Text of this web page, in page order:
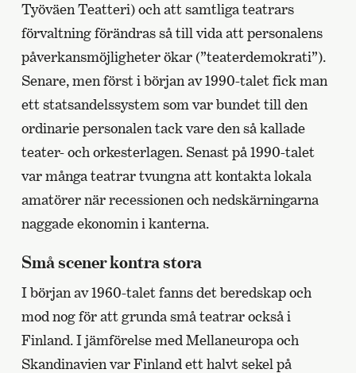
Työväen Teatteri) och att samtliga teatrars
förvaltning förändras så till vida att personalens
påverkansmöjligheter ökar (”teaterdemokrati”).
Senare, men först i början av 1990-talet fick man
ett statsandelssystem som var bundet till den
ordinarie personalen tack vare den så kallade
teater- och orkesterlagen. Senast på 1990-talet
var många teatrar tvungna att kontakta lokala
amatörer när recessionen och nedskärningarna
naggade ekonomin i kanterna.
Små scener kontra stora
I början av 1960-talet fanns det beredskap och
mod nog för att grunda små teatrar också i
Finland. I jämförelse med Mellaneuropa och
Skandinavien var Finland ett halvt sekel på